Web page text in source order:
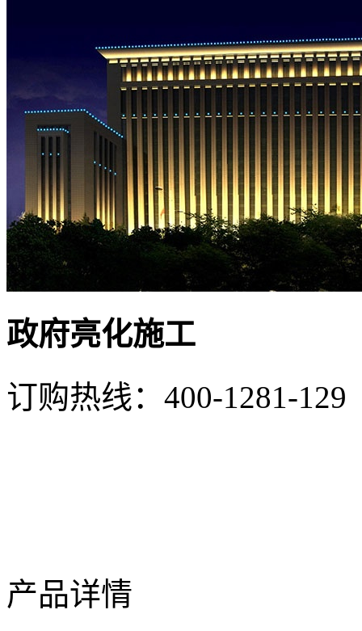
政府亮化施工
订购热线： 400-1281-129
产品详情